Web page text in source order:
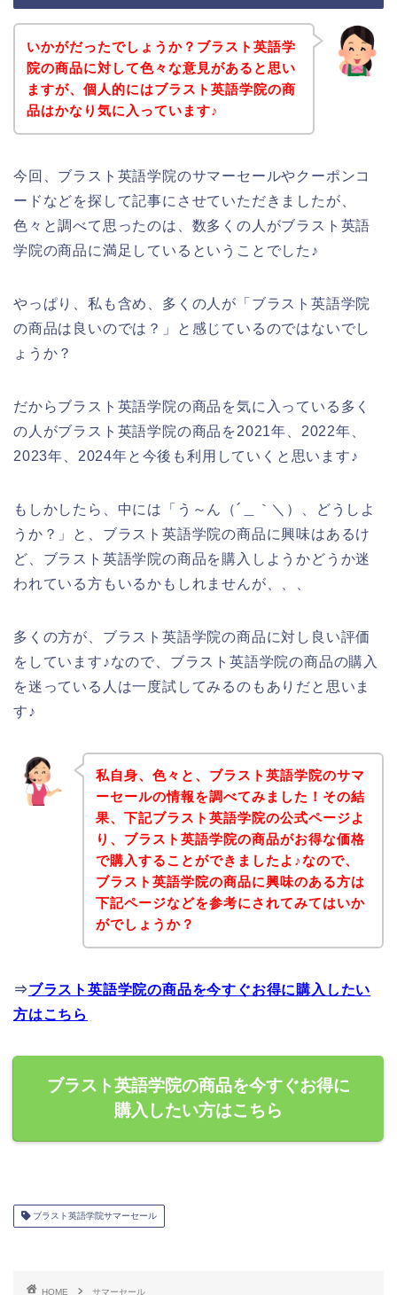
いかがだったでしょうか？ブラスト英語学
院の商品に対して色々な意見があると思い
ますが、個人的にはブラスト英語学院の商
品はかなり気に入っています♪
今回、ブラスト英語学院のサマーセールやクーポンコ
ードなどを探して記事にさせていただきましたが、
色々と調べて思ったのは、数多くの人がブラスト英語
学院の商品に満足しているということでした♪
やっぱり、私も含め、多くの人が「ブラスト英語学院
の商品は良いのでは？」と感じているのではないでし
ょうか？
だからブラスト英語学院の商品を気に入っている多く
の人がブラスト英語学院の商品を2021年、2022年、
2023年、2024年と今後も利用していくと思います♪
もしかしたら、中には「う～ん（´＿｀＼）、どうしよ
うか？」と、ブラスト英語学院の商品に興味はあるけ
ど、ブラスト英語学院の商品を購入しようかどうか迷
われている方もいるかもしれませんが、、、
多くの方が、ブラスト英語学院の商品に対し良い評価
をしています♪なので、ブラスト英語学院の商品の購入
を迷っている人は一度試してみるのもありだと思いま
す♪
私自身、色々と、ブラスト英語学院のサマ
ーセールの情報を調べてみました！その結
果、下記ブラスト英語学院の公式ページよ
り、ブラスト英語学院の商品がお得な価格
で購入することができましたよ♪なので、
ブラスト英語学院の商品に興味のある方は
下記ページなどを参考にされてみてはいか
がでしょうか？
⇒ブラスト英語学院の商品を今すぐお得に購入したい
方はこちら
ブラスト英語学院の商品を今すぐお得に
購入したい方はこちら
ブラスト英語学院サマーセール
HOME サマーセール